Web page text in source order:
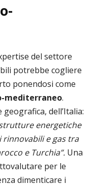
del settore
potrebbe cogliere
ponendosi come
mediterraneo.
dell’Italia:
energetiche
rinnovabili e gas tra
e Turchia”. Una
per le
dimenticare i